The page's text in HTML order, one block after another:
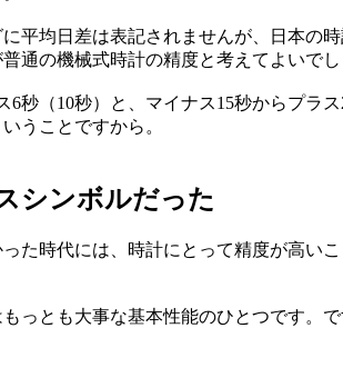
平均日差は表記されませんが、日本の
通の機械式時計の精度と考えてよいでし
6秒（10秒）と、マイナス15秒からプラ
うことですから。
シンボルだった
た時代には、時計にとって精度が高い
っとも大事な基本性能のひとつです。